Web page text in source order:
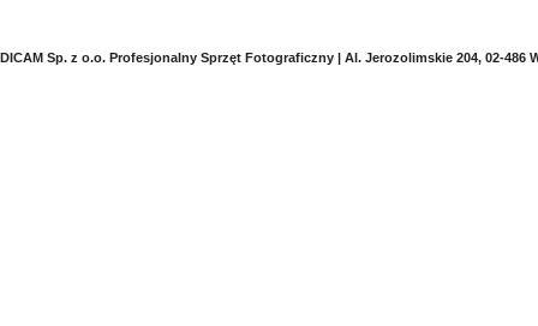
DICAM Sp. z o.o. Profesjonalny Sprzęt Fotograficzny | Al. Jerozolimskie 204, 02-486